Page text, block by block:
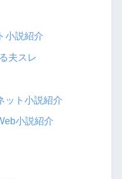
小説紹介
夫スレ
ット小説紹介
小説紹介